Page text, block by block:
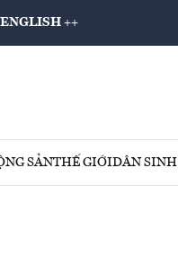
ENGLISH ++
SẢNTHẾ GIỚIDÂN SINH